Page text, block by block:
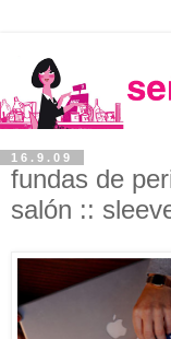
16.9.09
fundas de
salón ::